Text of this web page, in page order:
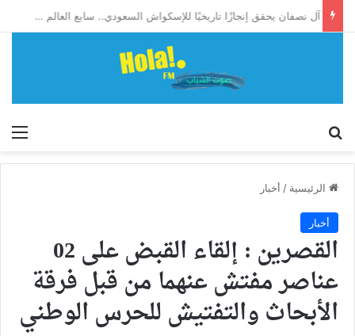
آل نصفان يحقق إنجازًا تاريخيًا للإسكواش السعودي.. سابع العالم وأول آسيوي يبلغ ربع نهائي بطولة العالم للشباب
الرئيسية / أخبار
أخبار
القصرين : إلقاء القبض على 02
عناصر مفتش عنهما من قبل فرقة
الأبحاث والتفتيش للحرس الوطني